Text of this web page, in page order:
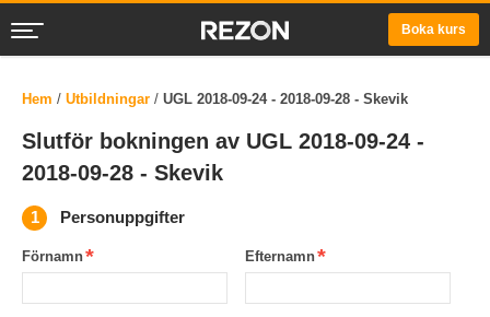
Boka kurs
Hem / Utbildningar / UGL 2018-09-24 - 2018-09-28 - Skevik
Slutför bokningen av UGL 2018-09-24 -
2018-09-28 - Skevik
Personuppgifter
Förnamn Efternamn